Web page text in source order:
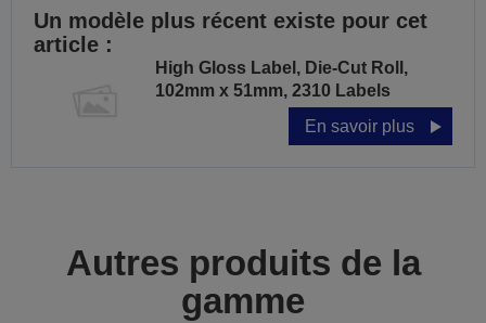
Un modèle plus récent existe pour cet
article :
High Gloss Label, Die-Cut Roll,
102mm x 51mm, 2310 Labels
En savoir plus
Autres produits de la
gamme